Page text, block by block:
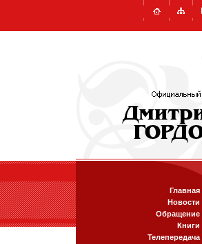
Главная
Новости
Обращение
Книги
Телепередача